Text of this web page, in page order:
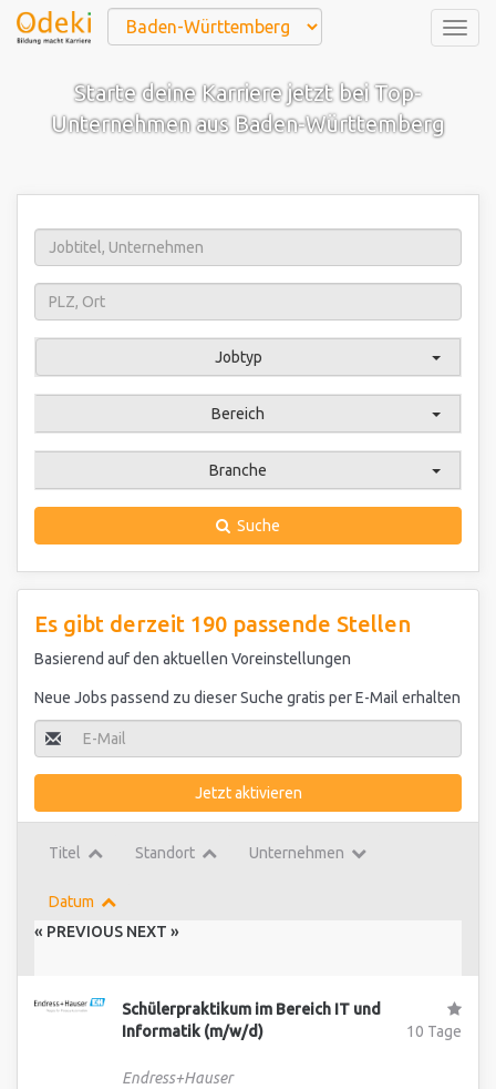
Starte deine Karriere jetzt bei Top-
Unternehmen aus Baden-Württemberg
Jobtyp
Bereich
Branche
Suche
Es gibt derzeit 190 passende Stellen
Basierend auf den aktuellen Voreinstellungen
Neue Jobs passend zu dieser Suche gratis per E-Mail erhalten
Jetzt aktivieren
Titel Standort Unternehmen
Datum
« PREVIOUS NEXT »
Schülerpraktikum im Bereich IT und
Informatik (m/w/d)
Endress+Hauser
10 Tage